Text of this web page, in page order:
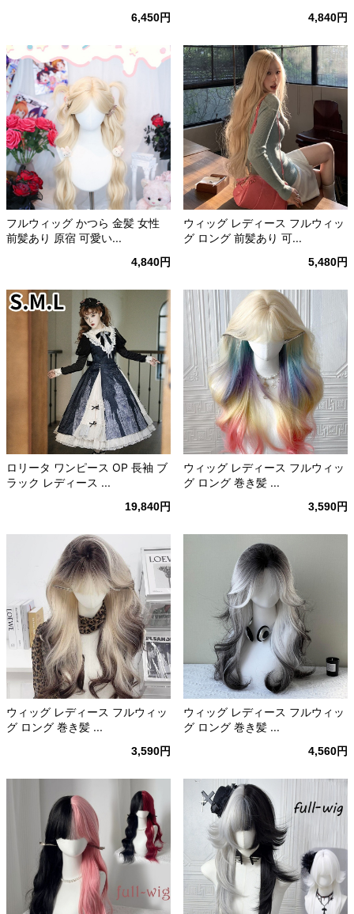
6,450円 4,840円
フルウィッグ かつら 金髪 女性
前髪あり 原宿 可愛い...
4,840円
ウィッグ レディース フルウィッ
グ ロング 前髪あり 可...
5,480円
ロリータ ワンピース OP 長袖 ブ
ラック レディース ...
19,840円
ウィッグ レディース フルウィッ
グ ロング 巻き髪 ...
3,590円
ウィッグ レディース フルウィッ
グ ロング 巻き髪 ...
3,590円
ウィッグ レディース フルウィッ
グ ロング 巻き髪 ...
4,560円